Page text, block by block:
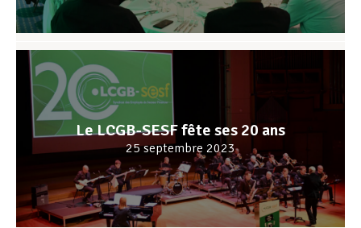
Le LCGB-SESF fête ses 20 ans
25 septembre 2023